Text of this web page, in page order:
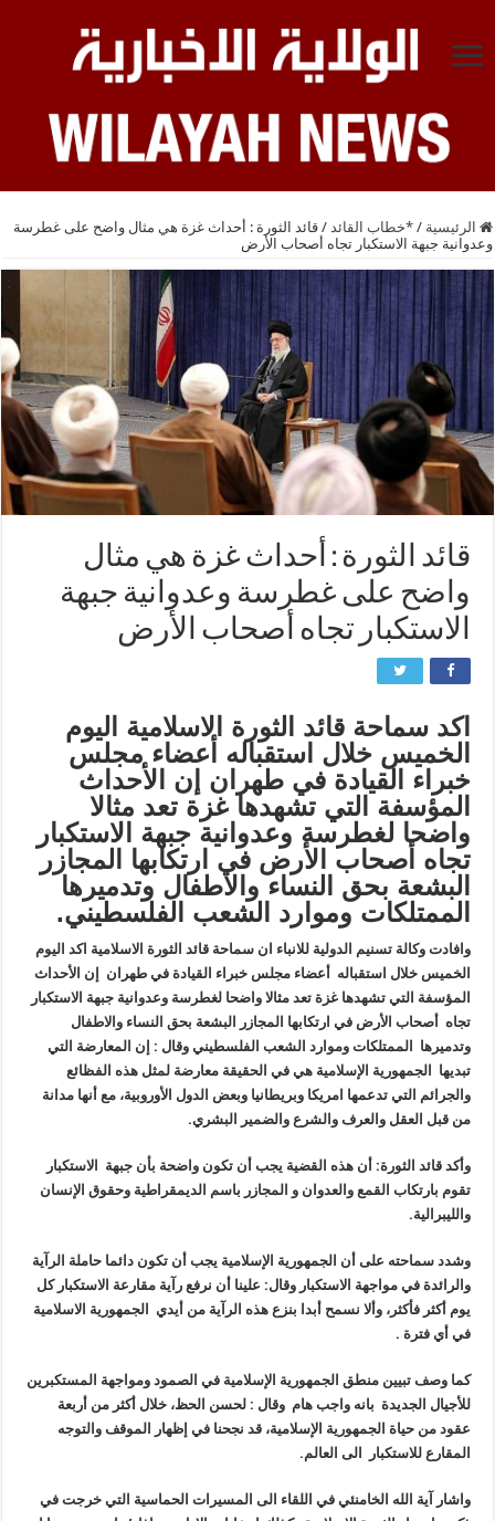
الرئيسية / *خطاب القائد / قائد الثورة : أحداث غزة هي مثال واضح على غطرسة
وعدوانية جبهة الاستكبار تجاه أصحاب الأرض
قائد الثورة : أحداث غزة هي مثال
واضح على غطرسة وعدوانية جبهة
الاستكبار تجاه أصحاب الأرض
اكد سماحة قائد الثورة الاسلامية اليوم
الخميس خلال استقباله أعضاء مجلس
خبراء القيادة في طهران إن الأحداث
المؤسفة التي تشهدها غزة تعد مثالا
واضحا لغطرسة وعدوانية جبهة الاستكبار
تجاه أصحاب الأرض في ارتكابها المجازر
البشعة بحق النساء والاطفال وتدميرها
الممتلكات وموارد الشعب الفلسطيني.
وافادت وكالة تسنيم الدولية للانباء ان سماحة قائد الثورة الاسلامية اكد اليوم
الخميس خلال استقباله أعضاء مجلس خبراء القيادة في طهران إن الأحداث
المؤسفة التي تشهدها غزة تعد مثالا واضحا لغطرسة وعدوانية جبهة الاستكبار
تجاه أصحاب الأرض في ارتكابها المجازر البشعة بحق النساء والاطفال
وتدميرها الممتلكات وموارد الشعب الفلسطيني وقال : إن المعارضة التي
تبديها الجمهورية الإسلامية هي في الحقيقة معارضة لمثل هذه الفظائع
والجرائم التي تدعمها امريكا وبريطانيا وبعض الدول الأوروبية، مع أنها مدانة
من قبل العقل والعرف والشرع والضمير البشري.
وأكد قائد الثورة: أن هذه القضية يجب أن تكون واضحة بأن جبهة الاستكبار
تقوم بارتكاب القمع والعدوان و المجازر باسم الديمقراطية وحقوق الإنسان
والليبرالية.
وشدد سماحته على أن الجمهورية الإسلامية يجب أن تكون دائما حاملة الرآية
والرائدة في مواجهة الاستكبار وقال: علينا أن نرفع رآية مقارعة الاستكبار كل
يوم أكثر فأكثر، وألا نسمح أبدا بنزع هذه الرآية من أيدي الجمهورية الاسلامية
في أي فترة .
كما وصف تبيين منطق الجمهورية الإسلامية في الصمود ومواجهة المستكبرين
للأجيال الجديدة بانه واجب هام وقال : لحسن الحظ، خلال أكثر من أربعة
عقود من حياة الجمهورية الإسلامية، قد نجحنا في إظهار الموقف والتوجه
المقارع للاستكبار الى العالم.
واشار آية الله الخامنئي في اللقاء الى المسيرات الحماسية التي خرجت في